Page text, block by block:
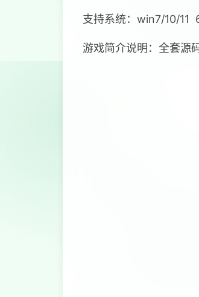
支持系统：win7/10/11
游戏简介说明：全套源